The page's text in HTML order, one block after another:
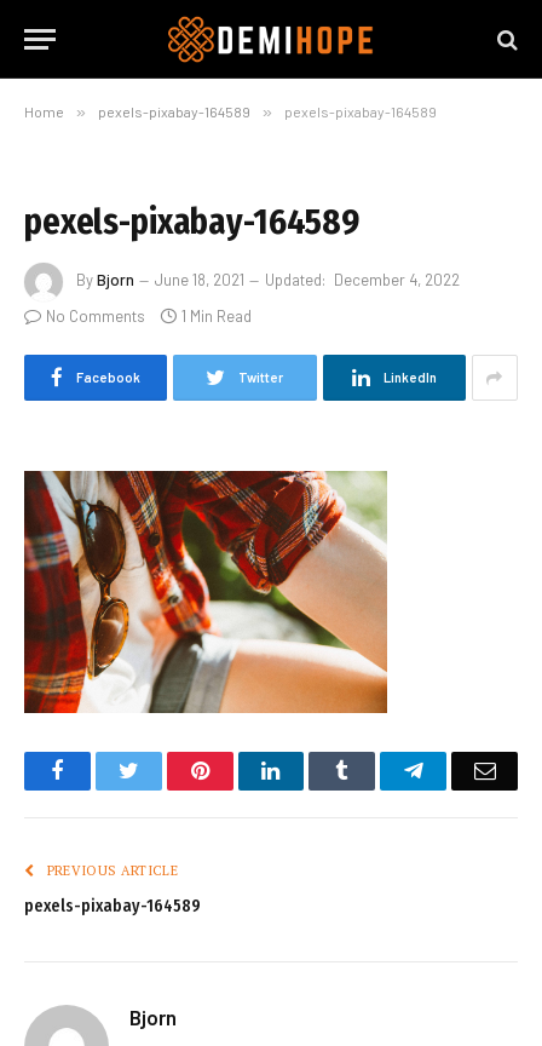
Home » pexels-pixabay-164589 » pexels-pixabay-164589
pexels-pixabay-164589
ByBjorn June 18, 2021 Updated: December 4, 2022
No Comments
1 Min Read
Facebook Twitter LinkedIn
FacebookTwitter PinterestLinkedIn Tumblr Telegram
PREVIOUS ARTICLE
pexels-pixabay-164589
Bjorn